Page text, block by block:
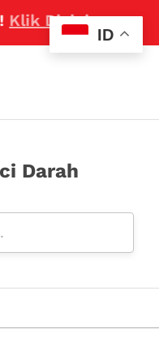
Klik Disini
Darah
ID